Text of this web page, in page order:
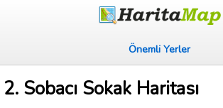
Önemli Yerler
2. Sobacı Sokak Haritası